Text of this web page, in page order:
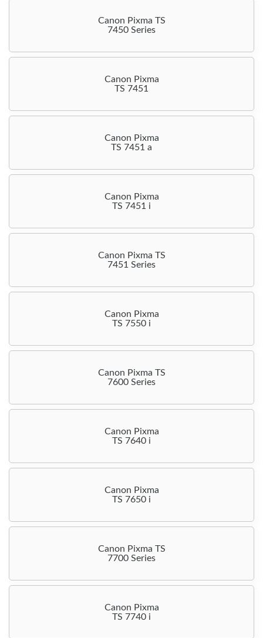
Canon Pixma TS
7450 Series
Canon Pixma
TS 7451
Canon Pixma
TS 7451 a
Canon Pixma
TS 7451 i
Canon Pixma TS
7451 Series
Canon Pixma
TS 7550 i
Canon Pixma TS
7600 Series
Canon Pixma
TS 7640 i
Canon Pixma
TS 7650 i
Canon Pixma TS
7700 Series
Canon Pixma
TS 7740 i